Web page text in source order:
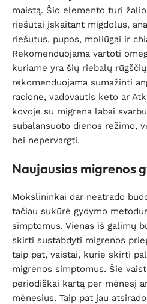
maistą. Šio elemento turi
riešutai įskaitant migdolus,
riešutus, pupos, moliūgai ir
Rekomenduojama vartoti
kuriame yra šių riebalų
rekomenduojama sumažinti
racione, vadovautis keto ar
kovoje su migrena labai
subalansuoto dienos režimo,
bei nepervargti.
Naujausias migrenos
Mokslininkai dar neatrado
tačiau sukūrė gydymo
simptomus. Vienas iš galimų
skirti sustabdyti migrenos
taip pat, vaistai, kurie skirti
migrenos simptomus. Šie
periodiškai kartą per mėnesį
mėnesius. Taip pat jau